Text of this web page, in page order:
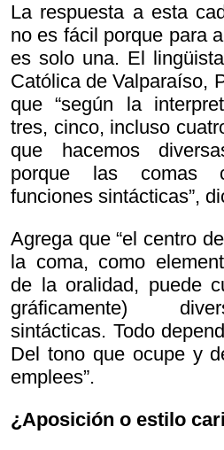
La respuesta a esta
no es fácil porque para
es solo una. El
Católica de Valparaíso,
que “según la
tres, cinco, incluso
que hacemos
porque las comas
funciones sintácticas”,
Agrega que “el centro
la coma, como
de la oralidad, puede
gráficamente)
sintácticas. Todo
Del tono que ocupe y
emplees”.
¿Aposición o estilo